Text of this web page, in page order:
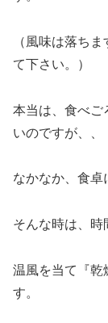
（風味は落ち
て下さい。）
本当は、食べご
いのですが、、
なかなか、食卓
そんな時は、時
温風を当て『乾
す。